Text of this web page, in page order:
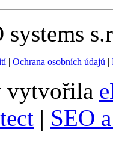
| Ochrana osobních údajů |
vytvořila
| SEO